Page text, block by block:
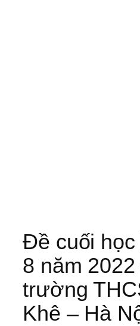
Đề cuối học
8 năm
trường
Khê – Hà